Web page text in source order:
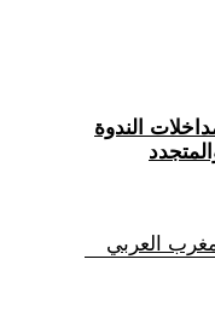
الندوة
العربي